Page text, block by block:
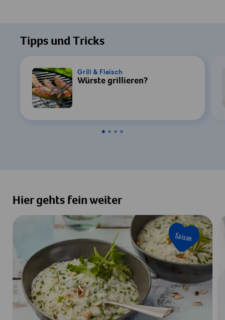
Tipps und Tricks
Grill & Fleisch
Würste grillieren?
Hier gehts fein weiter
Saison